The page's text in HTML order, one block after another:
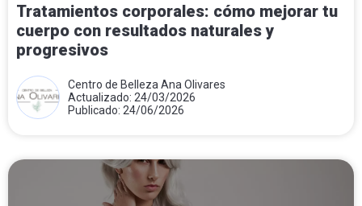
Tratamientos corporales: cómo mejorar tu
cuerpo con resultados naturales y
progresivos
Centro de Belleza Ana Olivares
Actualizado: 24/03/2026
Publicado: 24/06/2026